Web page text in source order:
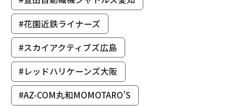
#花園近鉄ライナーズ
#スカイアクティブズ広島
#レッドハリケーンズ大阪
#AZ-COM丸和MOMOTARO’S